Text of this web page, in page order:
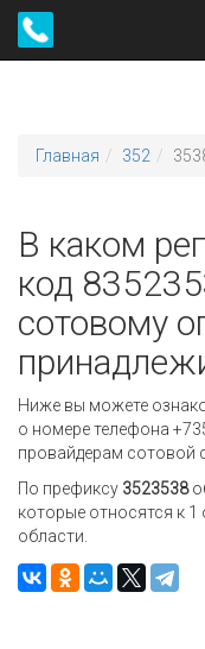
Главная 352
В каком
код
сотовому
Ниже вы можете
о номере телефона
провайдерам сотовой
По префиксу 3523538
которые относятся к 1
области.